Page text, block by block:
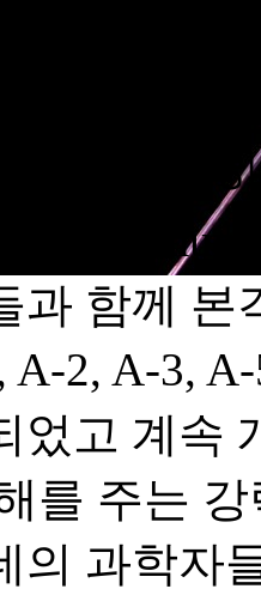
켓을 개발
과 함께
A-2, A-3,
었고 계속
를 주는
의 과학자